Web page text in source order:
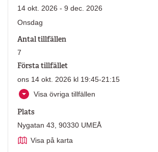
14 okt. 2026 - 9 dec. 2026
Onsdag
Antal tillfällen
7
Första tillfället
ons 14 okt. 2026 kl 19:45-21:15
Visa övriga tillfällen
Plats
Nygatan 43, 90330 UMEÅ
Visa på karta